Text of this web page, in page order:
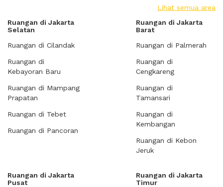
Lihat semua area
Ruangan di Jakarta
Selatan
Ruangan di Cilandak
Ruangan di
Kebayoran Baru
Ruangan di Mampang
Prapatan
Ruangan di Tebet
Ruangan di Pancoran
Ruangan di Jakarta
Barat
Ruangan di Palmerah
Ruangan di
Cengkareng
Ruangan di
Tamansari
Ruangan di
Kembangan
Ruangan di Kebon
Jeruk
Ruangan di Jakarta
Pusat
Ruangan di Jakarta
Timur